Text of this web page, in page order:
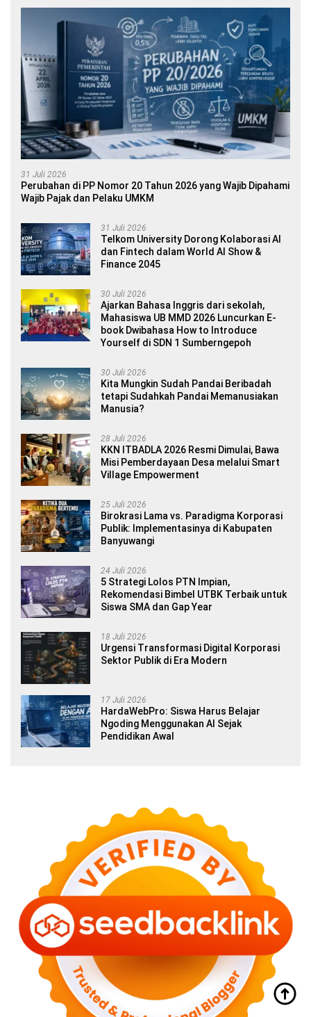
31 Juli 2026
Perubahan di PP Nomor 20 Tahun 2026 yang Wajib Dipahami
Wajib Pajak dan Pelaku UMKM
31 Juli 2026
Telkom University Dorong Kolaborasi AI
dan Fintech dalam World AI Show &
Finance 2045
30 Juli 2026
Ajarkan Bahasa Inggris dari sekolah,
Mahasiswa UB MMD 2026 Luncurkan E-
book Dwibahasa How to Introduce
Yourself di SDN 1 Sumberngepoh
30 Juli 2026
Kita Mungkin Sudah Pandai Beribadah
tetapi Sudahkah Pandai Memanusiakan
Manusia?
28 Juli 2026
KKN ITBADLA 2026 Resmi Dimulai, Bawa
Misi Pemberdayaan Desa melalui Smart
Village Empowerment
25 Juli 2026
Birokrasi Lama vs. Paradigma Korporasi
Publik: Implementasinya di Kabupaten
Banyuwangi
24 Juli 2026
5 Strategi Lolos PTN Impian,
Rekomendasi Bimbel UTBK Terbaik untuk
Siswa SMA dan Gap Year
18 Juli 2026
Urgensi Transformasi Digital Korporasi
Sektor Publik di Era Modern
17 Juli 2026
HardaWebPro: Siswa Harus Belajar
Ngoding Menggunakan AI Sejak
Pendidikan Awal